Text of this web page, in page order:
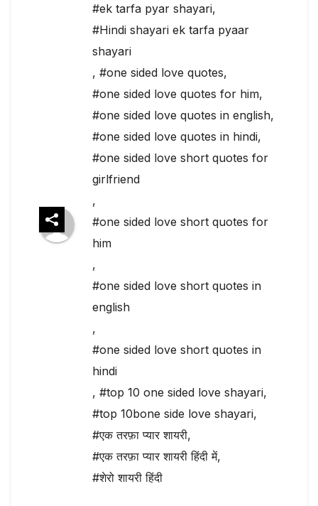
#ek tarfa pyar shayari,
#Hindi shayari ek tarfa pyaar
shayari
, #one sided love quotes,
#one sided love quotes for him,
#one sided love quotes in english,
#one sided love quotes in hindi,
#one sided love short quotes for
girlfriend
,
#one sided love short quotes for
him
,
#one sided love short quotes in
english
,
#one sided love short quotes in
hindi
, #top 10 one sided love shayari,
#top 10bone side love shayari,
#एक तरफ़ा प्यार शायरी,
#एक तरफ़ा प्यार शायरी हिंदी में,
#शेरो शायरी हिंदी